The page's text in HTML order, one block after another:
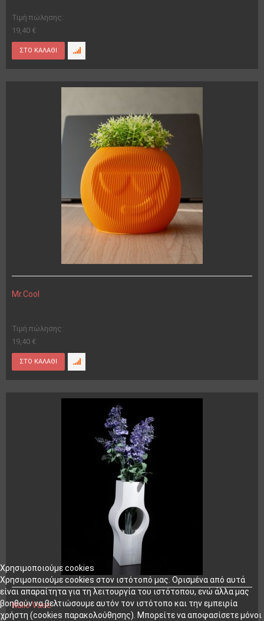
Τιμή πώλησης:
19,40 €
Mr.Cool
Τιμή πώλησης:
19,40 €
Nallo Vase
Χρησιμοποιούμε cookies
Χρησιμοποιούμε cookies στον ιστότοπό μας. Ορισμένα από αυτά
είναι απαραίτητα για τη λειτουργία του ιστότοπου, ενώ άλλα μας
βοηθούν να βελτιώσουμε αυτόν τον ιστότοπο και την εμπειρία
χρήστη (cookies παρακολούθησης). Μπορείτε να αποφασίσετε μόνοι